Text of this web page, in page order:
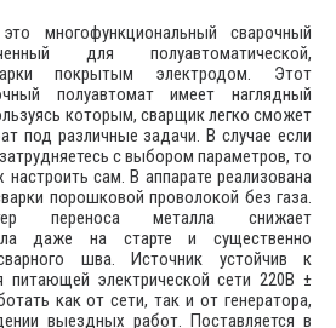
многофункциональный сварочный
для полуавтоматической,
покрытым электродом. Этот
полуавтомат имеет наглядный
которым, сварщик легко сможет
под различные задачи. В случае если
с выбором параметров, то
сам. В аппарате реализована
порошковой проволокой без газа.
переноса металла снижает
даже на старте и существенно
шва. Источник устойчив к
питающей электрической сети 220В ±
как от сети, так и от генератора,
выездных работ. Поставляется в